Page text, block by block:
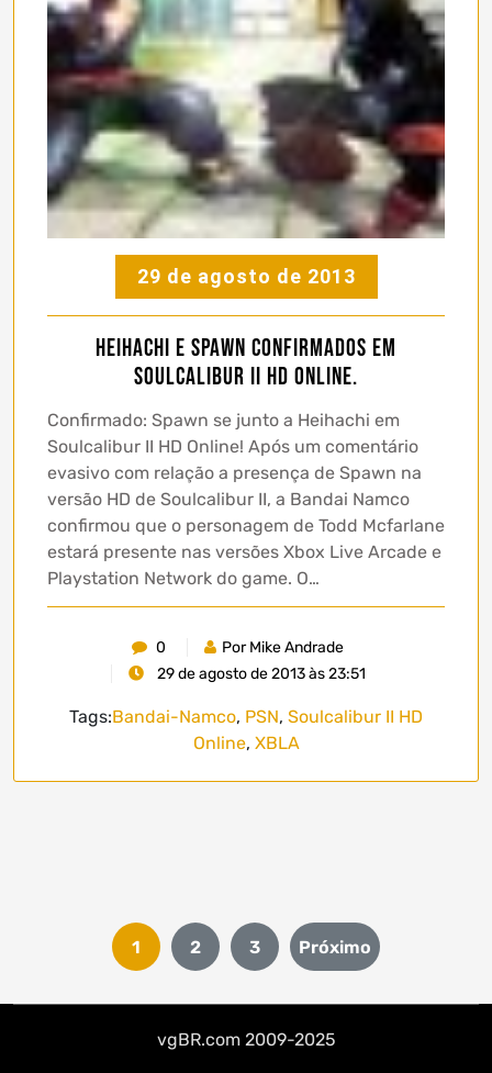
29 de agosto de 2013
Heihachi e Spawn confirmados em
Soulcalibur II HD Online.
Confirmado: Spawn se junto a Heihachi em
Soulcalibur II HD Online! Após um comentário
evasivo com relação a presença de Spawn na
versão HD de Soulcalibur II, a Bandai Namco
confirmou que o personagem de Todd Mcfarlane
estará presente nas versões Xbox Live Arcade e
Playstation Network do game. O…
0
Por Mike Andrade
29 de agosto de 2013 às 23:51
Tags:Bandai-Namco, PSN, Soulcalibur II HD
Online, XBLA
Paginação
de
posts
1 2 3 Próximo
vgBR.com 2009-2025